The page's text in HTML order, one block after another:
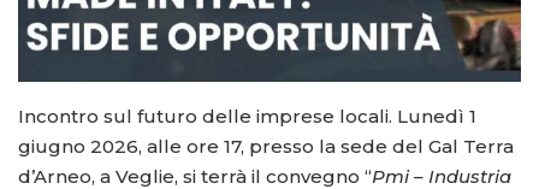
Incontro sul futuro delle imprese locali. Lunedì 1
giugno 2026, alle ore 17, presso la sede del Gal Terra
d’Arneo, a Veglie, si terrà il convegno “Pmi – Industria